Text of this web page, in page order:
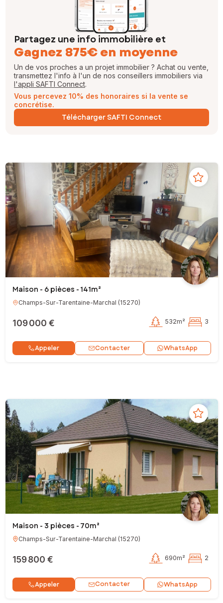
Partagez une info immobilière et
Gagnez 875€ en moyenne
Un de vos proches a un projet immobilier ? Achat ou vente,
transmettez l'info à l'un de nos conseillers immobiliers via
l'appli SAFTI Connect.
Vous percevez 10% des honoraires si la vente se
concrétise.
Télécharger SAFTI Connect
Maison - 6 pièces - 141m²
Champs-Sur-Tarentaine-Marchal (15270)
109 000 € 532m² 3
Appeler Contacter WhatsApp
Maison - 3 pièces - 70m²
Champs-Sur-Tarentaine-Marchal (15270)
159 800 € 690m² 2
Appeler Contacter WhatsApp